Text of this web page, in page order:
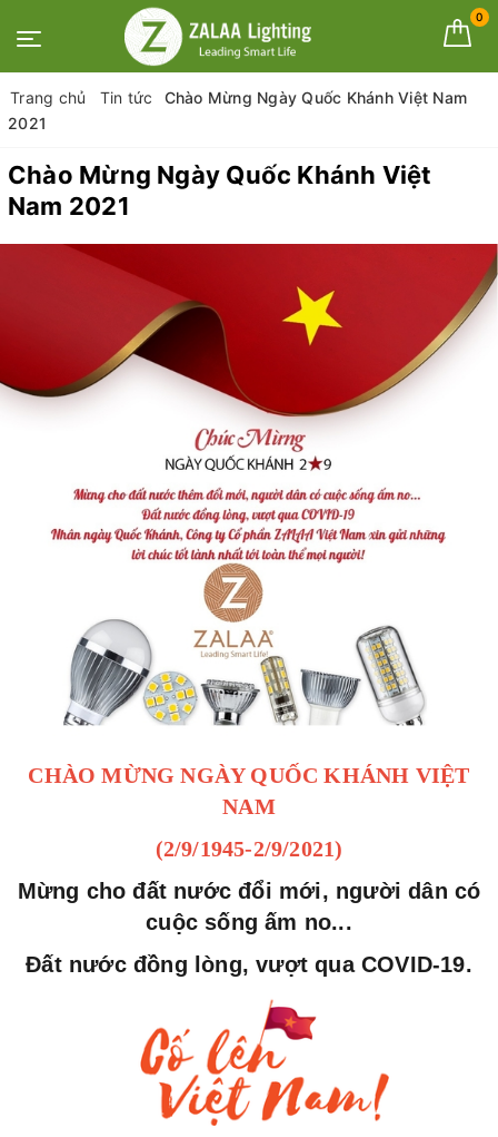
0
Trang chủ Tin tức
Chào Mừng Ngày Quốc Khánh Việt Nam
2021
Chào Mừng Ngày Quốc Khánh Việt
Nam 2021
CHÀO MỪNG NGÀY QUỐC KHÁNH VIỆT
NAM
(2/9/1945-2/9/2021)
Mừng cho đất nước đổi mới, người dân có
cuộc sống ấm no...
Đất nước đồng lòng, vượt qua COVID-19.